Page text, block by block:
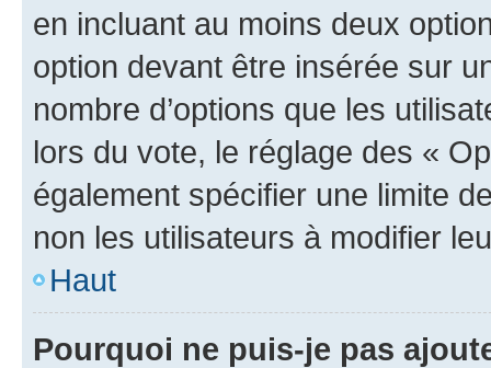
en incluant au moins deux
option devant être insérée sur
nombre d’options que les
lors du vote, le réglage des «
également spécifier une limite
non les utilisateurs à modifier
Haut
Pourquoi ne puis-je pas